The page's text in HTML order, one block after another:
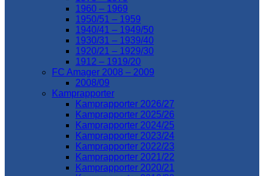
1960 – 1969
1950/51 – 1959
1940/41 – 1949/50
1930/31 – 1939/40
1920/21 – 1929/30
1912 – 1919/20
FC Amager 2008 – 2009
2008/09
Kamprapporter
Kamprapporter 2026/27
Kamprapporter 2025/26
Kamprapporter 2024/25
Kamprapporter 2023/24
Kamprapporter 2022/23
Kamprapporter 2021/22
Kamprapporter 2020/21